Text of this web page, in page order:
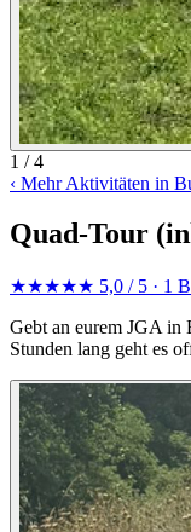
1 / 4
‹ Mehr Aktivitäten in
Quad-Tour
★★★★★ 5,0 / 5 · 1
Gebt an eurem JGA in
Stunden lang geht es